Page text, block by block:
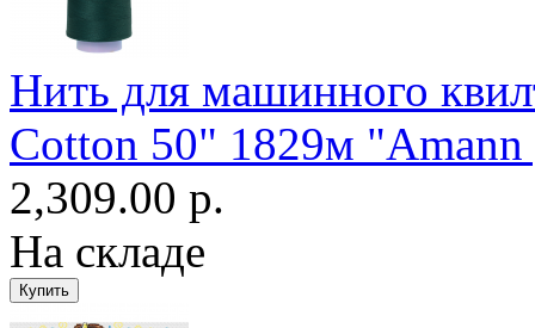
Нить для машинного
Cotton 50" 1829м
2,309.00 р.
На складе